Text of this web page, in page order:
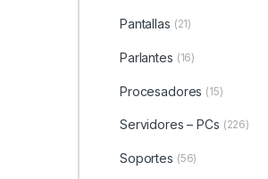
Pantallas (21)
Parlantes (16)
Procesadores (15)
Servidores – PCs (226)
Soportes (56)